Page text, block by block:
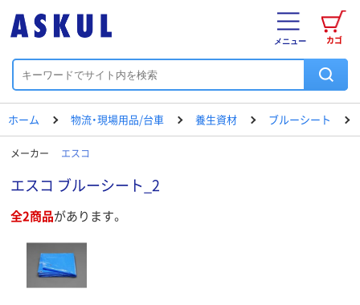
カゴ
メニュー
ホーム 物流・現場用品/台車 養生資材 ブルーシート
メーカー エスコ
エスコ ブルーシート_2
全2商品があります。